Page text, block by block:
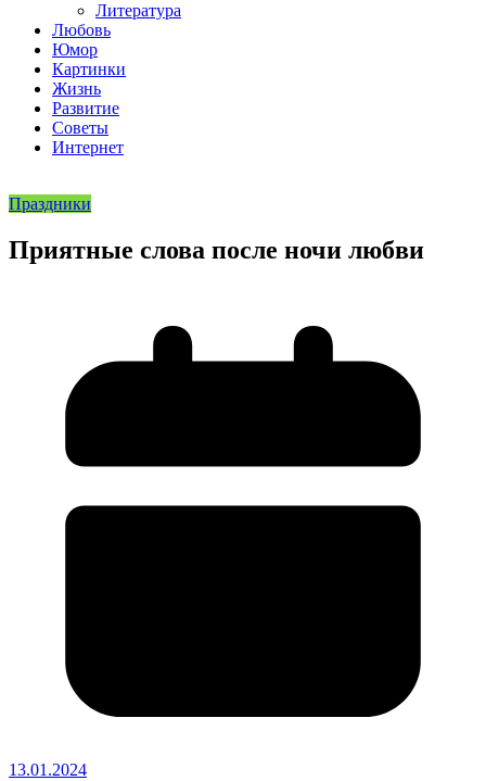
Литература
Любовь
Юмор
Картинки
Жизнь
Развитие
Советы
Интернет
Праздники
Приятные слова после ночи любви
13.01.2024